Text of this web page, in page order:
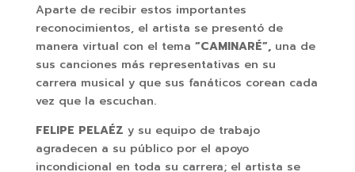
Aparte de recibir estos importantes
reconocimientos, el artista se presentó de
manera virtual con el tema “CAMINARÉ”, una de
sus canciones más representativas en su
carrera musical y que sus fanáticos corean cada
vez que la escuchan.
FELIPE PELAÉZ y su equipo de trabajo
agradecen a su público por el apoyo
incondicional en toda su carrera; el artista se